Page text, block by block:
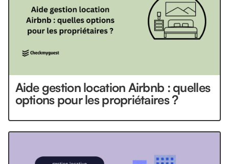
Aide gestion location Airbnb : quelles
options pour les propriétaires ?